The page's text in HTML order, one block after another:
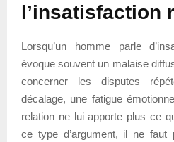
l’insatisfaction
Lorsqu’un homme parle
évoque souvent un malaise
concerner les disputes
décalage, une fatigue
relation ne lui apporte plus ce
ce type d’argument, il ne